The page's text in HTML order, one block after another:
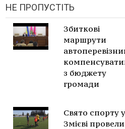
НЕ ПРОПУСТІТЬ
Збиткові
маршрути
з бюджету
громади
Свято спорту у
Змієві провели